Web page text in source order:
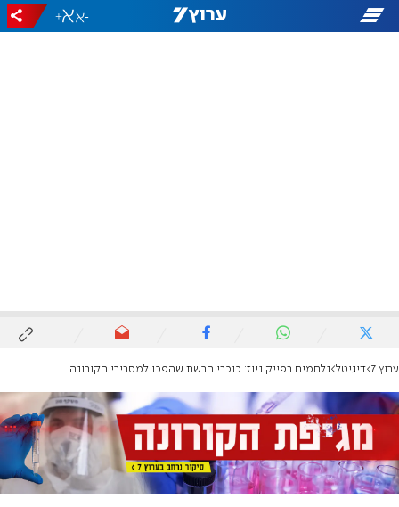
-
+
ערוץ 7 דיגיטל נלחמים בפייק ניוז: כוכבי הרשת שהפכו למסבירי הקורונה